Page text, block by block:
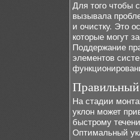
Для того чтобы
вызывала
и очистку. Это
которые могут
Поддержание
элементов
На стадии
уклон может
быстрому
Оптимальный